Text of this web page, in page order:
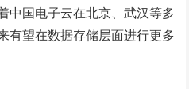
中国电子云在北京、武汉等多
有望在数据存储层面进行更多